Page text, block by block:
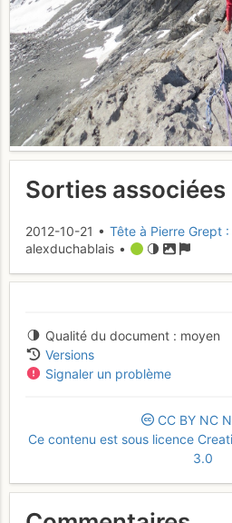
Sorties associées
2012-10-21 • Tête à Pierre Grept
alexduchablais •
Qualité du document
moyen
Versions
Signaler un problème
CC BY NC
Ce contenu est sous licence
3.0